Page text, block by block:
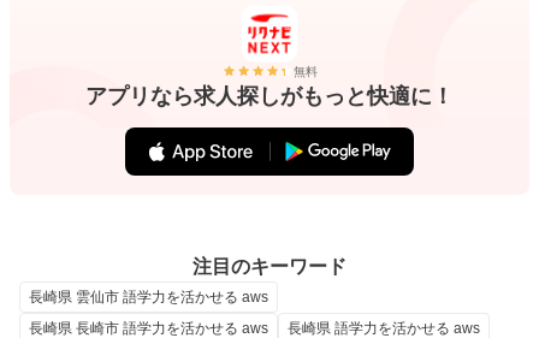
無料
アプリなら求人探しがもっと快適に！
注目のキーワード
長崎県 雲仙市 語学力を活かせる aws
長崎県 長崎市 語学力を活かせる aws
長崎県 語学力を活かせる aws